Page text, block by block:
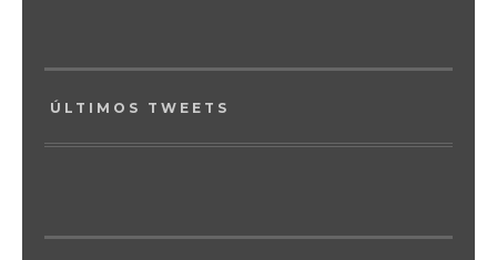
ÚLTIMOS TWEETS